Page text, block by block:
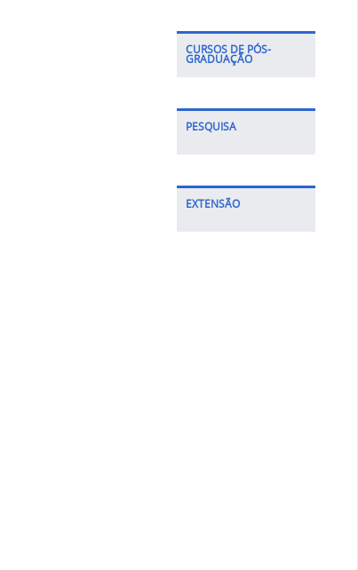
CURSOS DE PÓS-
GRADUAÇÃO
PESQUISA
EXTENSÃO